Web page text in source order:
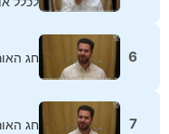
6 חג
7 חג